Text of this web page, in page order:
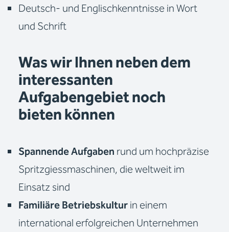
Deutsch- und Englischkenntnisse in Wort
und Schrift
Was wir Ihnen neben dem
interessanten
Aufgabengebiet noch
bieten können
Spannende Aufgabenrund um hochpräzise
Spritzgiessmaschinen, die weltweit im
Einsatz sind
Familiäre Betriebskulturin einem
international erfolgreichen Unternehmen